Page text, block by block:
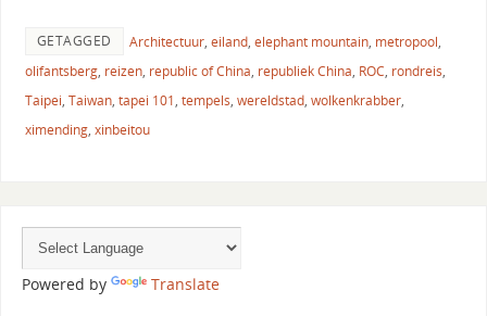
GETAGGED Architectuur, eiland, elephant mountain, metropool,
olifantsberg, reizen, republic of China, republiek China, ROC, rondreis,
Taipei, Taiwan, tapei 101, tempels, wereldstad, wolkenkrabber,
ximending, xinbeitou
Powered by Translate